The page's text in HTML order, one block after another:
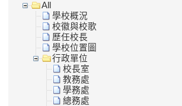
All
學校概況
校徽與校歌
歷任校長
學校位置圖
行政單位
校長室
教務處
學務處
總務處